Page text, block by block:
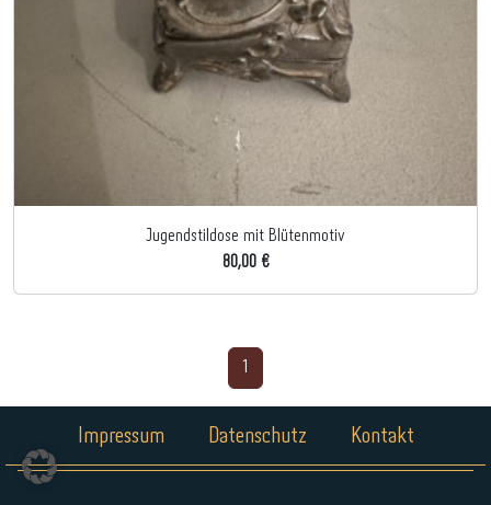
Jugendstildose mit Blütenmotiv
80,00 €
Impressum Datenschutz Kontakt